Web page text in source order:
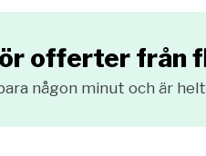
offerter från
någon minut och är